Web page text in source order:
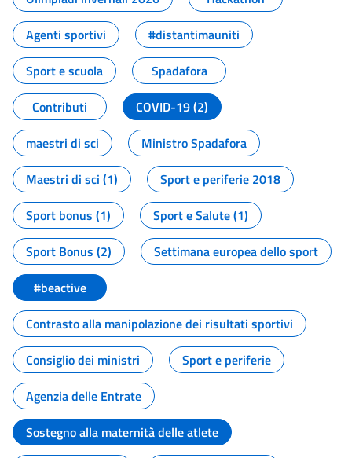
Agenti sportivi
#distantimauniti
Sport e scuola
Spadafora
Contributi
COVID-19 (2)
maestri di sci
Ministro Spadafora
Maestri di sci (1)
Sport e periferie 2018
Sport bonus (1)
Sport e Salute (1)
Sport Bonus (2)
Settimana europea dello sport
#beactive
Contrasto alla manipolazione dei risultati sportivi
Consiglio dei ministri
Sport e periferie
Agenzia delle Entrate
Sostegno alla maternità delle atlete